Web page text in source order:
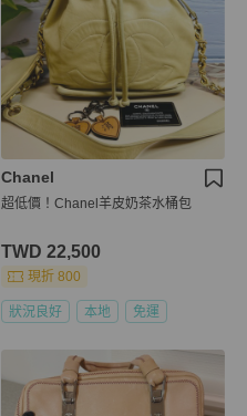
Chanel
超低價！Chanel羊皮奶茶水桶包
TWD 22,500
現折 800
狀況良好 本地 免運